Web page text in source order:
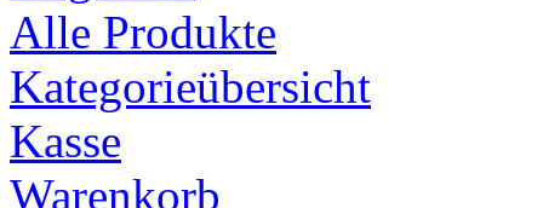
Alle Produkte
Kategorieübersicht
Kasse
Warenkorb